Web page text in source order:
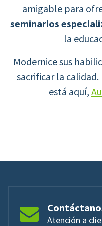
amigable para
seminarios
la
Modernice sus
sacrificar la
está aquí,
Atención a